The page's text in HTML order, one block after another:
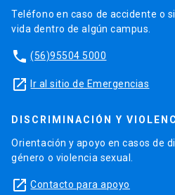
Teléfono en caso de accidente o
vida dentro de algún campus.
phone (56)95504 5000
launch Ir al sitio de Emergencias
DISCRIMINACIÓN Y
Orientación y apoyo en casos de
género o violencia sexual.
launch Contacto para apoyo